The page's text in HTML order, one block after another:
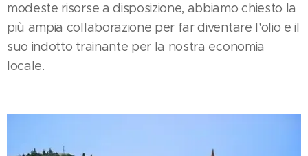
modeste risorse a disposizione, abbiamo chiesto la
più ampia collaborazione per far diventare l'olio e il
suo indotto trainante per la nostra economia
locale.